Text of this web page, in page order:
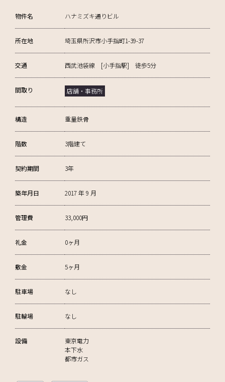
物件名 ハナミズキ通りビル
所在地 埼玉県所沢市小手指町1-39-37
交通 西武池袋線 [小手指駅] 徒歩5分
間取り 店舗・事務所
構造 重量鉄骨
階数 3階建て
契約期間 3年
築年月日 2017 年 9 月
管理費 33,000円
礼金 0ヶ月
敷金 5ヶ月
駐車場 なし
駐輪場 なし
設備
東京電力
本下水
都市ガス